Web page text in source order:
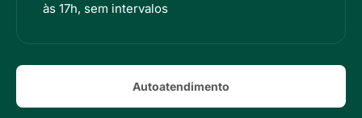
às 17h, sem intervalos
Autoatendimento